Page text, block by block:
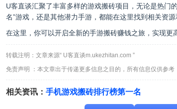
U客直谈汇聚了丰富多样的游戏搬砖项目，无论是热门
名”游戏，还是其他潜力手游，都能在这里找到相关资源
在这里，你可以开启全新的手游搬砖赚钱之旅，实现更
转载注明：文章来源“ U客直谈m.ukezhitan.com ”
免责声明 ：本文章出于传递更多信息之目的，所有信息仅供参考
相关资讯： 手机游戏搬砖排行榜第一名